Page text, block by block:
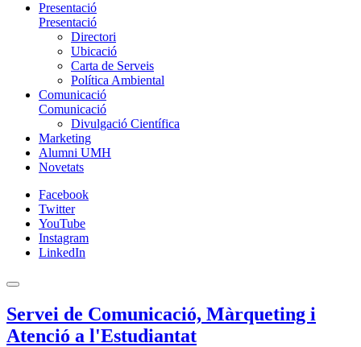
Presentació
Presentació
Directori
Ubicació
Carta de Serveis
Política Ambiental
Comunicació
Comunicació
Divulgació Científica
Marketing
Alumni UMH
Novetats
Facebook
Twitter
YouTube
Instagram
LinkedIn
Servei de Comunicació, Màrqueting i
Atenció a l'Estudiantat